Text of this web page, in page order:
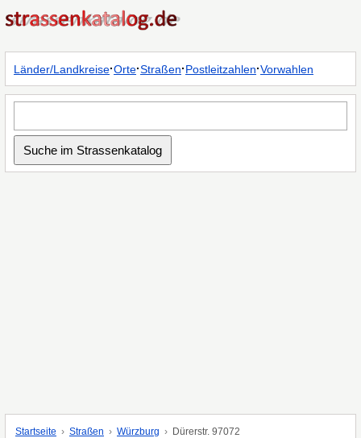
Länder/Landkreise·Orte·Straßen·Postleitzahlen·Vorwahlen
Startseite Straßen Würzburg Dürerstr. 97072